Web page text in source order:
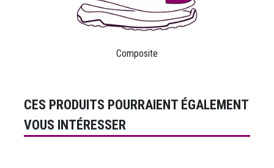
Composite
CES PRODUITS POURRAIENT ÉGALEMENT
VOUS INTÉRESSER